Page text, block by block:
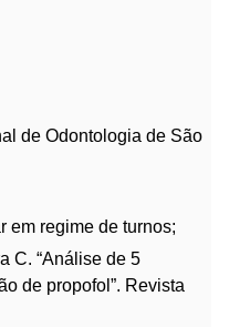
de Odontologia de São
em regime de turnos;
C. “Análise de 5
de propofol”. Revista